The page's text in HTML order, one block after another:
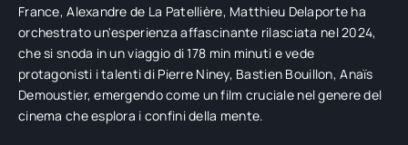
France, Alexandre de La Patellière, Matthieu Delaporte ha
orchestrato un'esperienza affascinante rilasciata nel 2024,
che si snoda in un viaggio di 178 min minuti e vede
protagonisti i talenti di Pierre Niney, Bastien Bouillon, Anaïs
Demoustier, emergendo come un film cruciale nel genere del
cinema che esplora i confini della mente.